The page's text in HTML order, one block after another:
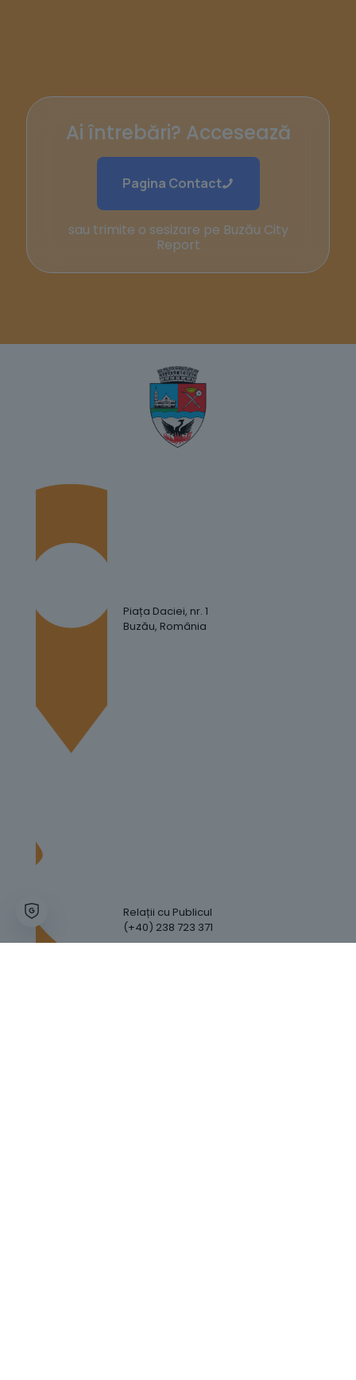
Ai întrebări? Accesează
Pagina Contact
sau trimite o sesizare pe Buzău City
Report
Piața Daciei, nr. 1
Buzău, România
Relații cu Publicul
(+40) 238 723 371